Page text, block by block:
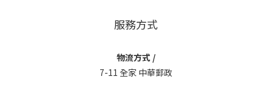
服務方式
物流方式 /
7-11 全家 中華郵政